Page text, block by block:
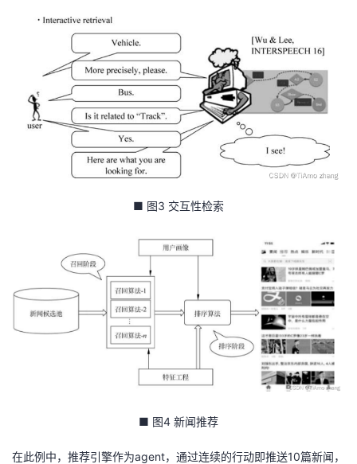
■ 图3 交互性检索
■ 图4 新闻推荐
在此例中，推荐引擎作为agent，通过连续的行动即推送10篇新闻，